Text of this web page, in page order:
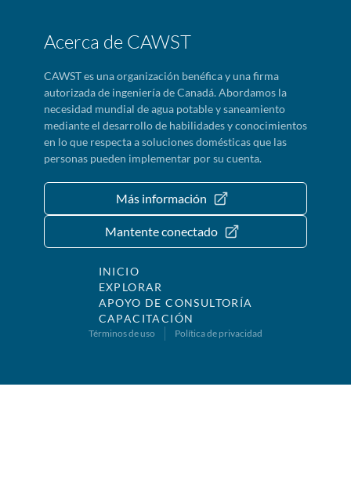
Acerca de CAWST
CAWST es una organización benéfica y una firma
autorizada de ingeniería de Canadá. Abordamos la
necesidad mundial de agua potable y saneamiento
mediante el desarrollo de habilidades y conocimientos
en lo que respecta a soluciones domésticas que las
personas pueden implementar por su cuenta.
Más información
Mantente conectado
INICIO
EXPLORAR
APOYO DE CONSULTORÍA
CAPACITACIÓN
Términos de uso Política de privacidad